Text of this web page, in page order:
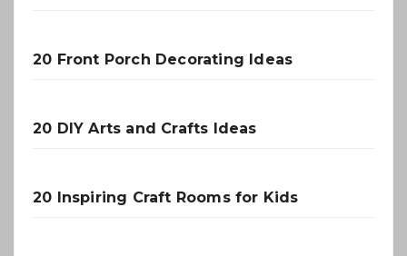
20 Front Porch Decorating Ideas
20 DIY Arts and Crafts Ideas
20 Inspiring Craft Rooms for Kids